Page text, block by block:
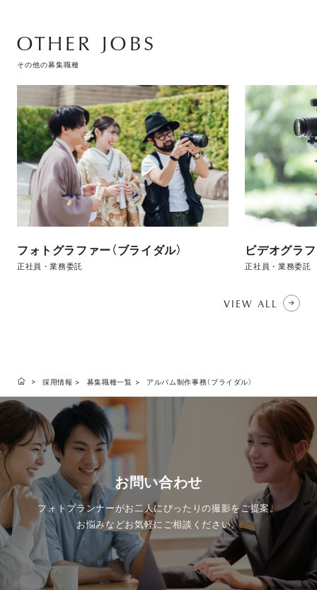
OTHER JOBS
その他の募集職種
フォトグラファー（ブライダル）
正社員・業務委託
ビデオグラ
正社員・業務委託
VIEW ALL
採用情報 募集職種一覧 アルバム制作事務（ブライダル）
お問い合わせ
フォトプランナーがお二人にぴったりの撮影をご提案。
お悩みなどお気軽にご相談ください。